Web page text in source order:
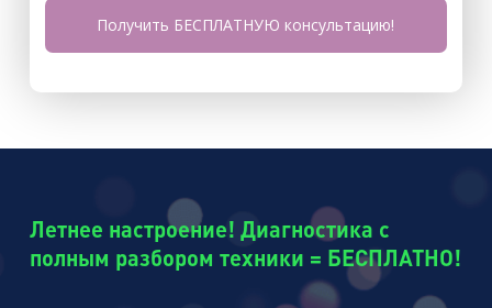
Летнее настроение! Диагностика с
полным разбором техники = БЕСПЛАТНО!